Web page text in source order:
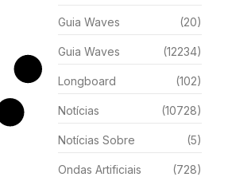
Guia Waves (20)
Guia Waves (12234)
Longboard (102)
Notícias (10728)
Notícias Sobre (5)
Ondas Artificiais (728)